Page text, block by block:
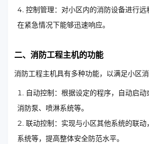
控制管理：对小区内的消防设备进行
在紧急情况下能够迅速响应。
二、消防工程主机的功能
消防工程主机具有多种功能，以满足小区消
自动控制：根据设定的程序，自动启
消防泵、喷淋系统等。
联动控制：实现与小区其他系统的联
系统等，提高整体安全防范水平。